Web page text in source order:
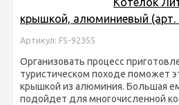
крышкой, алюминиевый (арт.
Артикул: FS-92355
Организовать процесс
туристическом походе поможет
крышкой из алюминия. Большая
подойдет для многочисленной